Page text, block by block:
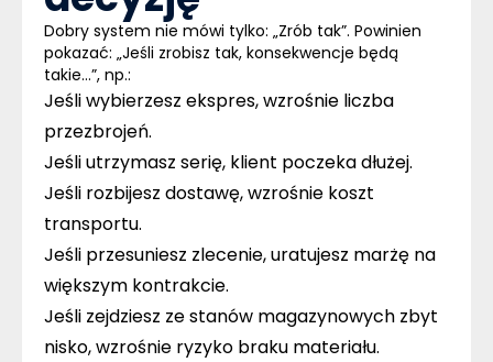
Dobry system nie mówi tylko: „Zrób tak”. Powinien
pokazać: „Jeśli zrobisz tak, konsekwencje będą
takie…”, np.:
Jeśli wybierzesz ekspres, wzrośnie liczba
przezbrojeń.
Jeśli utrzymasz serię, klient poczeka dłużej.
Jeśli rozbijesz dostawę, wzrośnie koszt
transportu.
Jeśli przesuniesz zlecenie, uratujesz marżę na
większym kontrakcie.
Jeśli zejdziesz ze stanów magazynowych zbyt
nisko, wzrośnie ryzyko braku materiału.